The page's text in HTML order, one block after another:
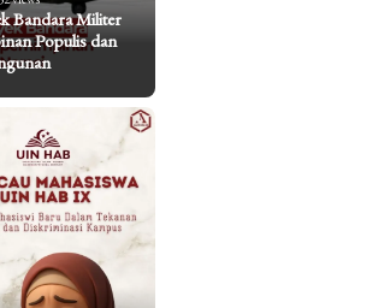
Bandara Militer
Populis dan